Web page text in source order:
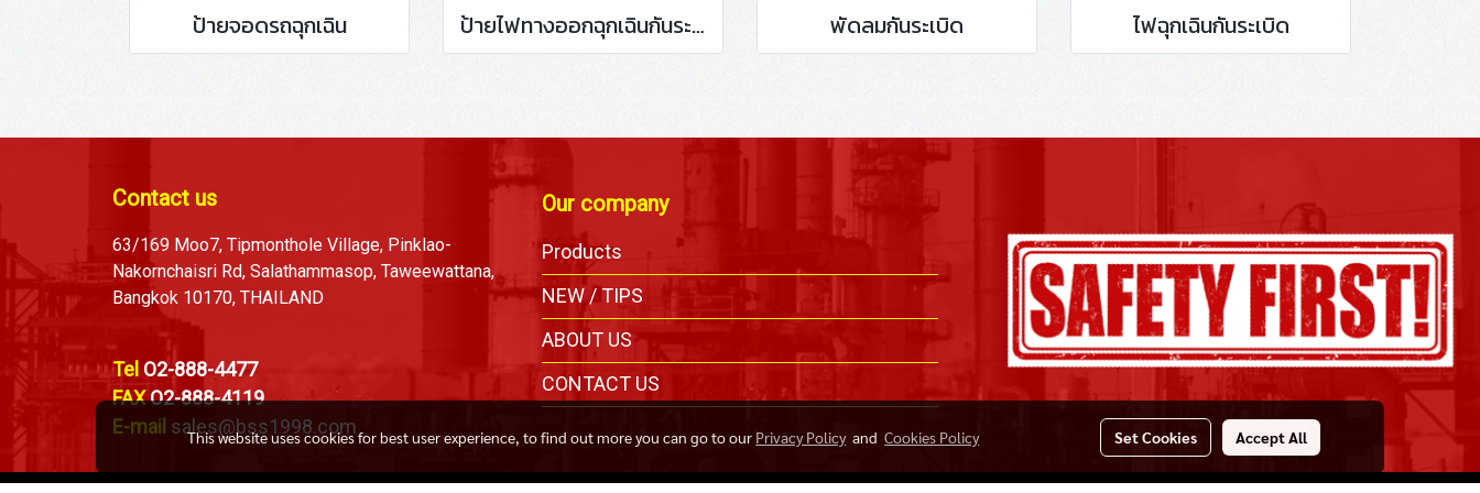
ป้ายจอดรถฉุกเฉิน ป้ายไฟทางออกฉุกเฉินกันระเบิด พัดลมกันระเบิด ไฟฉุกเฉินกันระเบิด
Contact us
63/169 Moo7, Tipmonthole Village, Pinklao-
Nakornchaisri Rd, Salathammasop, Taweewattana,
Bangkok 10170, THAILAND
Tel O2-888-4477
FAXO2-888-4119
E-mail sales@bss1998.com
Our company
Products
NEW / TIPS
ABOUT US
CONTACT US
This website uses cookies for best user experience, to find out more you can go to our Privacy PolicyandCookies Policy Set Cookies Accept All